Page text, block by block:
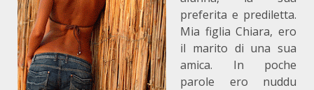
preferita e prediletta.
Mia figlia Chiara, ero
il marito di una sua
amica. In poche
parole ero nuddu